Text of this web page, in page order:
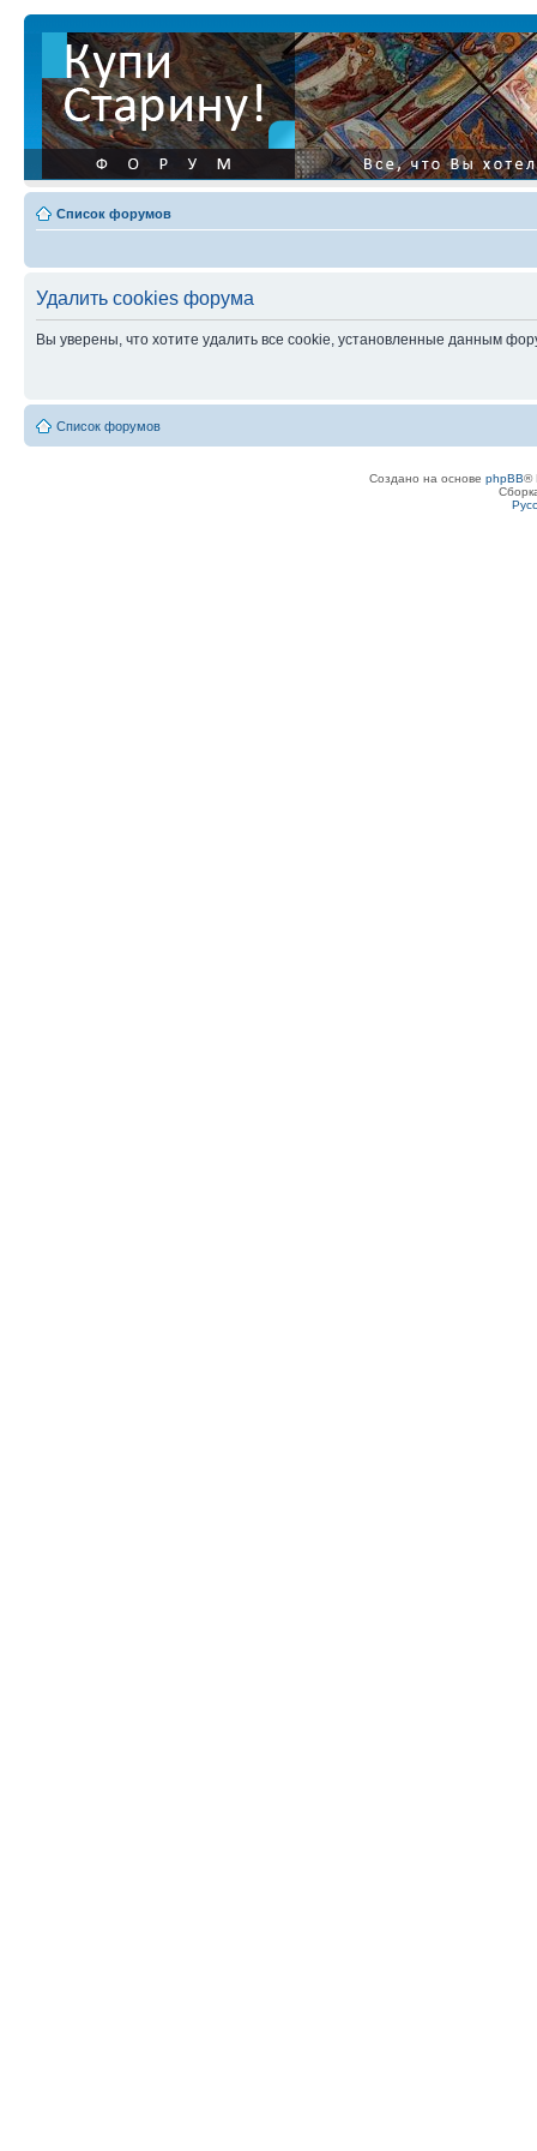
Список форумов
Удалить cookies форума
Вы уверены, что хотите удалить все cookie, установленные данным
Список форумов
Создано на основе phpBB®